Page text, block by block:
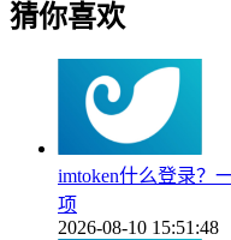
猜你喜欢
imtoken什么登录？
项
2026-08-10 15:51:48